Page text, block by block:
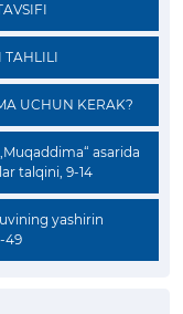
TAHLILI
UCHUN KERAK?
asarida
talqini, 9-14
yashirin
49